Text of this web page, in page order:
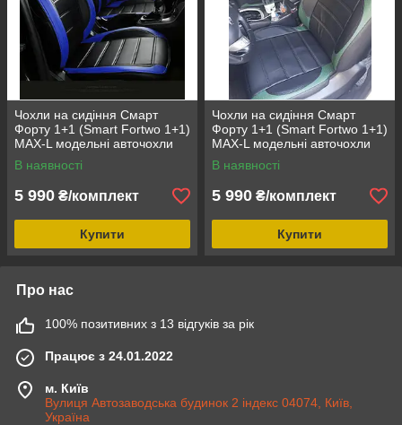
Чохли на сидіння Смарт
Форту 1+1 (Smart Fortwo 1+1)
MAX-L модельні авточохли
екошкіра аригона Синій
В наявності
5 990 ₴/комплект
Купити
Чохли на сидіння Смарт
Форту 1+1 (Smart Fortwo 1+1)
MAX-L модельні авточохли
екошкіра аригона зелений
В наявності
5 990 ₴/комплект
Купити
Про нас
100% позитивних з 13 відгуків за рік
Працює з 24.01.2022
м. Київ
Вулиця Автозаводська будинок 2 індекс 04074, Київ,
Україна